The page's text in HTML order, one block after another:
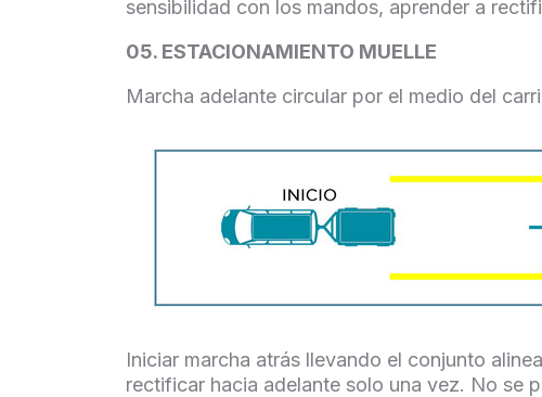
sensibilidad con los mandos, aprender a
05. ESTACIONAMIENTO MUELLE
Marcha adelante circular por el medio del
Iniciar marcha atrás llevando el conjunto
rectificar hacia adelante solo una vez. No se